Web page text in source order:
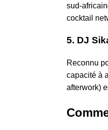
sud-
cocktail
5. DJ
Reconnu
capacité à
afterwork)